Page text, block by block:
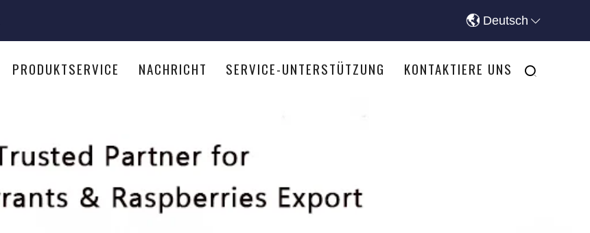
Deutsch
PRODUKTSERVICE NACHRICHT SERVICE-UNTERSTÜTZUNG KONTAKTIERE UNS